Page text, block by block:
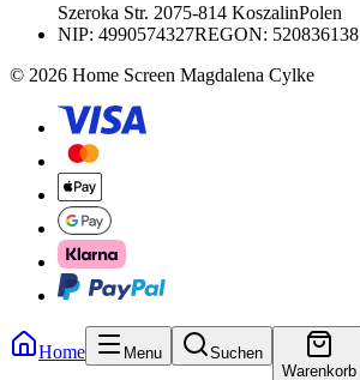
Szeroka Str. 2075-814 KoszalinPolen
NIP: 4990574327REGON: 520836138
© 2026 Home Screen Magdalena Cylke
Home Menu
Suchen
Warenkorb